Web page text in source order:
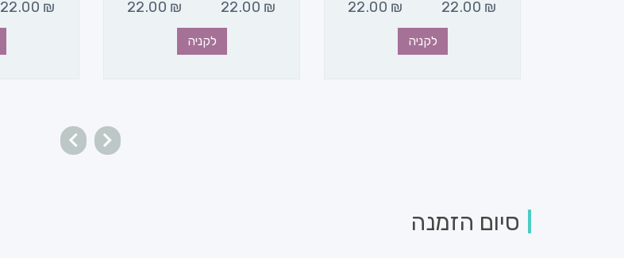
22.00 ₪
22.00 ₪
22.00 ₪
לקניה
22.00 ₪
22.00 ₪
לקניה
סיום הזמנה